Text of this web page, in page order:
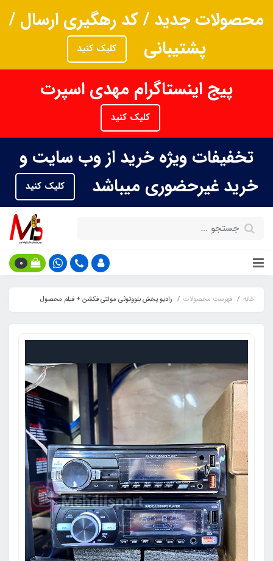
محصولات جدید / کد رهگیری ارسال /
پشتیبانی
کلیک کنید
پیج اینستاگرام مهدی اسپرت
کلیک کنید
تخفیفات ویژه خرید از وب سایت و
خرید غیرحضوری میباشد
کلیک کنید
0
خانه فهرست محصولات رادیو پخش بلووتوثی مولتی فکشن + فیلم محصول